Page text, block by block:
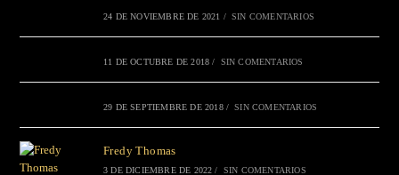
24 DE NOVIEMBRE DE 2021 / SIN COMENTARIOS
11 DE OCTUBRE DE 2018 / SIN COMENTARIOS
29 DE SEPTIEMBRE DE 2018 / SIN COMENTARIOS
Fredy Thomas
3 DE DICIEMBRE DE 2022 / SIN COMENTARIOS